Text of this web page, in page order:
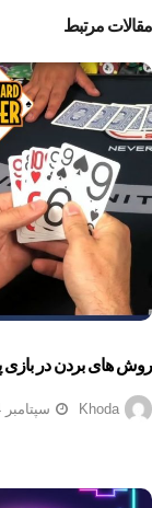
مقالات مرتبط
روش های بردن در بازی
Khoda سپتامبر 4, 2025